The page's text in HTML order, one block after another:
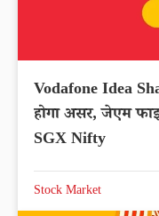
Vodafone Idea
होगा असर, जेएम
SGX Nifty
Stock Market